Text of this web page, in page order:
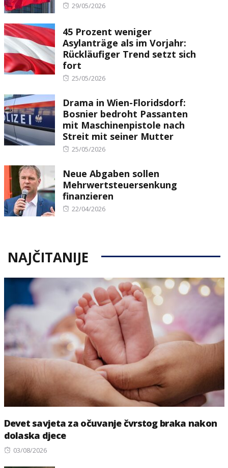
Posted
29/05/2026
45 Prozent weniger
Asylanträge als im Vorjahr:
Rückläufiger Trend setzt sich
fort
Posted
25/05/2026
Drama in Wien-Floridsdorf:
Bosnier bedroht Passanten
mit Maschinenpistole nach
Streit mit seiner Mutter
Posted
25/05/2026
Neue Abgaben sollen
Mehrwertsteuersenkung
finanzieren
Posted
22/04/2026
NAJČITANIJE
Devet savjeta za očuvanje čvrstog braka nakon
dolaska djece
Posted
03/08/2026